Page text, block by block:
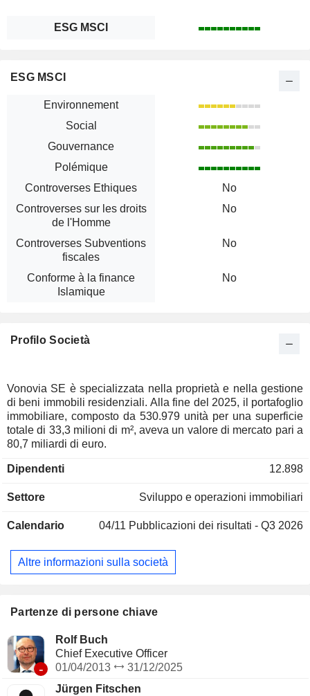
ESG MSCI
ESG MSCI
Environnement
Social
Gouvernance
Polémique
Controverses Ethiques
No
Controverses sur les droits
de l'Homme
No
Controverses Subventions
fiscales
No
Conforme à la finance
Islamique
No
Profilo Società
Vonovia SE è specializzata nella proprietà e nella gestione
di beni immobili residenziali. Alla fine del 2025, il portafoglio
immobiliare, composto da 530.979 unità per una superficie
totale di 33,3 milioni di m², aveva un valore di mercato pari a
80,7 miliardi di euro.
Dipendenti 12.898
Settore Sviluppo e operazioni immobiliari
Calendario 04/11 Pubblicazioni dei risultati - Q3 2026
Altre informazioni sulla società
Partenze di persone chiave
-
Rolf Buch
Chief Executive Officer
01/04/2013
31/12/2025
Jürgen Fitschen